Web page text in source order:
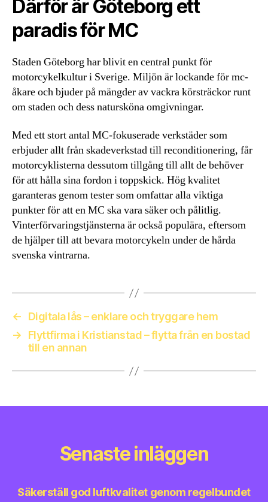
Därför är Göteborg ett
paradis för MC
Staden Göteborg har blivit en central punkt för
motorcykelkultur i Sverige. Miljön är lockande för mc-
åkare och bjuder på mängder av vackra körsträckor runt
om staden och dess natursköna omgivningar.
Med ett stort antal MC-fokuserade verkstäder som
erbjuder allt från skadeverkstad till reconditionering, får
motorcyklisterna dessutom tillgång till allt de behöver
för att hålla sina fordon i toppskick. Hög kvalitet
garanteras genom tester som omfattar alla viktiga
punkter för att en MC ska vara säker och pålitlig.
Vinterförvaringstjänsterna är också populära, eftersom
de hjälper till att bevara motorcykeln under de hårda
svenska vintrarna.
←
Digitala lås – enklare och tryggare hem
→
Flyttfirma i Kristianstad – flytta från en bostad
till en annan
Senaste inläggen
Säkerställ god luftkvalitet genom regelbundet